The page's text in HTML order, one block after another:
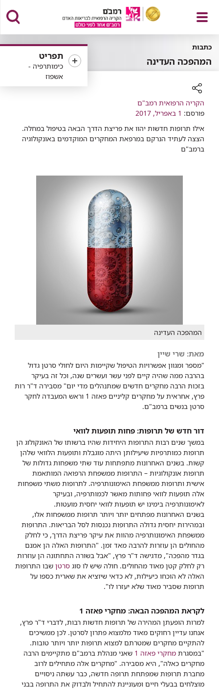
פתח
תפריט
תפריט
כימותרפיה -
אשפוז
כתבות
המהפכה העדינה
רכיב
שיתוף
הקריה הרפואית רמב"ם
פורסם: 1 באפריל, 2017
אילו תרופות חדשות יהוו את פריצת הדרך הבאה בטיפול במחלה.
הצצה לעתיד הנרקם במרפאת המחקרים המוקדמים באונקולוגיה
ברמב"ם
המהפכה העדינה
מאת: שרי שיין
"מספר ומגוון אפשרויות הטיפול שקיימות היום לחולי סרטן גדול
בהרבה ממה שהיה קיים לפני עשר ועשרים שנה, וכל זה בעיקר
בזכות הרבה מחקרים חדשים שמתנהלים מדי יום" מסבירה ד"ר רות
פרץ, אחראית על מחקרים קליניים פאזה 1 וראש המעבדה לחקר
סרטן בנשים ברמב"ם.
דור חדש של תרופות: פחות תופעות לוואי
במשך שנים רבות התרופות היחידות שהיו ברשותו של האונקולוג הן
תרופות כמותרפיות שיעילותן היתה מוגבלת ותופעות הלוואי שלהן
קשות. בשנים האחרונות מתפתחות עוד שתי משפחות גדולות של
תרופות אונקולוגיות – התרופות ממשפחת הרפואה המותאמת
אישית ותרופות ממשפחת האימונותרפיה. לתרופות משתי משפחות
אלה תופעות לוואי פחותות מאשר לכמותרפיה, ובעיקר
לאימונותרפיה בימינו יש תופעות לוואי יחסית מועטות.
בשנים האחרונות מפתחים יותר ויותר תרופות ממשפחות אלו,
ובמהירות יחסית גדולה התרופות נכנסות לסל הבריאות. התרופות
ממשפחת האימונותרפיה מהוות את עיקר פריצת הדרך, כי לחלק
מהחולים הן עוזרות להרבה מאד זמן. "התרופות האלה הן אמנם
בגדר מהפכה", מדגישה ד"ר פרץ, "אבל בשורה התחתונה הן עוזרות
רק לחלק קטן מאוד מהחולים. חולה שיש לו סוג סרטן שבו התרופות
האלה לא הוכחו כיעילות, לא כדאי שיוציא את שארית כספו על
תרופות שסביר מאוד שלא יעזרו לו".
לקראת המהפכה הבאה: מחקרי פאזה 1
למרות הופעתן המהירה של תרופות חדשות רבות, לדברי ד"ר פרץ,
אנחנו עדיין רחוקים מאוד מלמצוא פתרון לסרטן. לכן ממשיכים
להתקיים מחקרים שמטרתם למצוא תרופות יותר ויותר טובות.
"במסגרת מחקרי פאזה 1
שאני מנהלת ברמב"ם מתקיימים הרבה
מחקרים כאלה", היא מסבירה. "מחקרים אלה מתחילים לרוב
מחברת תרופות שמפתחת תרופה חדשה, כבר עשתה ניסויים
מוצלחים בבעלי חיים ומעוניינת להתחיל ולבדוק את התרופה בבני